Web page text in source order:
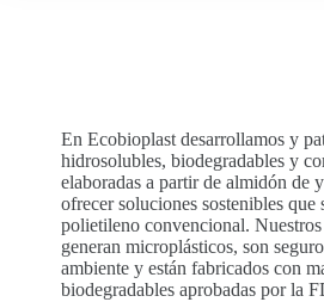
En Ecobioplast desarrollamos y
hidrosolubles, biodegradables y
elaboradas a partir de almidón de
ofrecer soluciones sostenibles que
polietileno convencional.
generan microplásticos, son
ambiente y están fabricados con
biodegradables aprobadas por la